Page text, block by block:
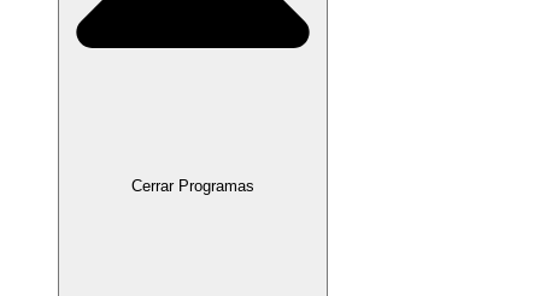
Cerrar Programas